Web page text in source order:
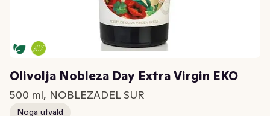
Olivolja Nobleza Day Extra Virgin EKO
500 ml, NOBLEZADEL SUR
Noga utvald